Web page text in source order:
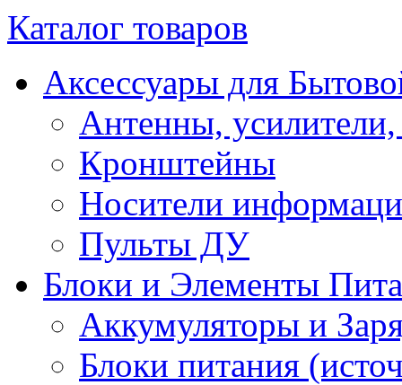
Каталог товаров
Аксессуары для
Антенны, усилители,
Кронштейны
Носители
Пульты ДУ
Блоки и Элементы
Аккумуляторы и
Блоки питания